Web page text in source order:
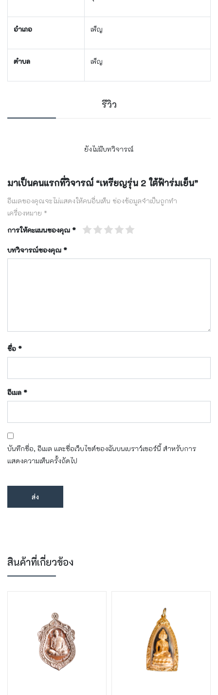
อำเภอ เพ็ญ
ตำบล เพ็ญ
รีวิว
ยังไม่มีบทวิจารณ์
มาเป็นคนแรกที่วิจารณ์ “เหรียญรุ่น 2 ใต้ฟ้าร่มเย็น”
อีเมลของคุณจะไม่แสดงให้คนอื่นเห็น ช่องข้อมูลจำเป็นถูกทำ
เครื่องหมาย *
การให้คะแนนของคุณ *
บทวิจารณ์ของคุณ *
ชื่อ *
อีเมล *
บันทึกชื่อ, อีเมล และชื่อเว็บไซต์ของฉันบนเบราว์เซอร์นี้ สำหรับการ
แสดงความเห็นครั้งถัดไป
สินค้าที่เกี่ยวข้อง